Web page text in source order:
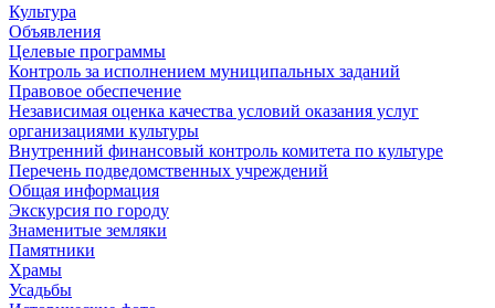
Культура
Объявления
Целевые программы
Контроль за исполнением муниципальных заданий
Правовое обеспечение
Независимая оценка качества условий оказания услуг
организациями культуры
Внутренний финансовый контроль комитета по культуре
Перечень подведомственных учреждений
Общая информация
Экскурсия по городу
Знаменитые земляки
Памятники
Храмы
Усадьбы